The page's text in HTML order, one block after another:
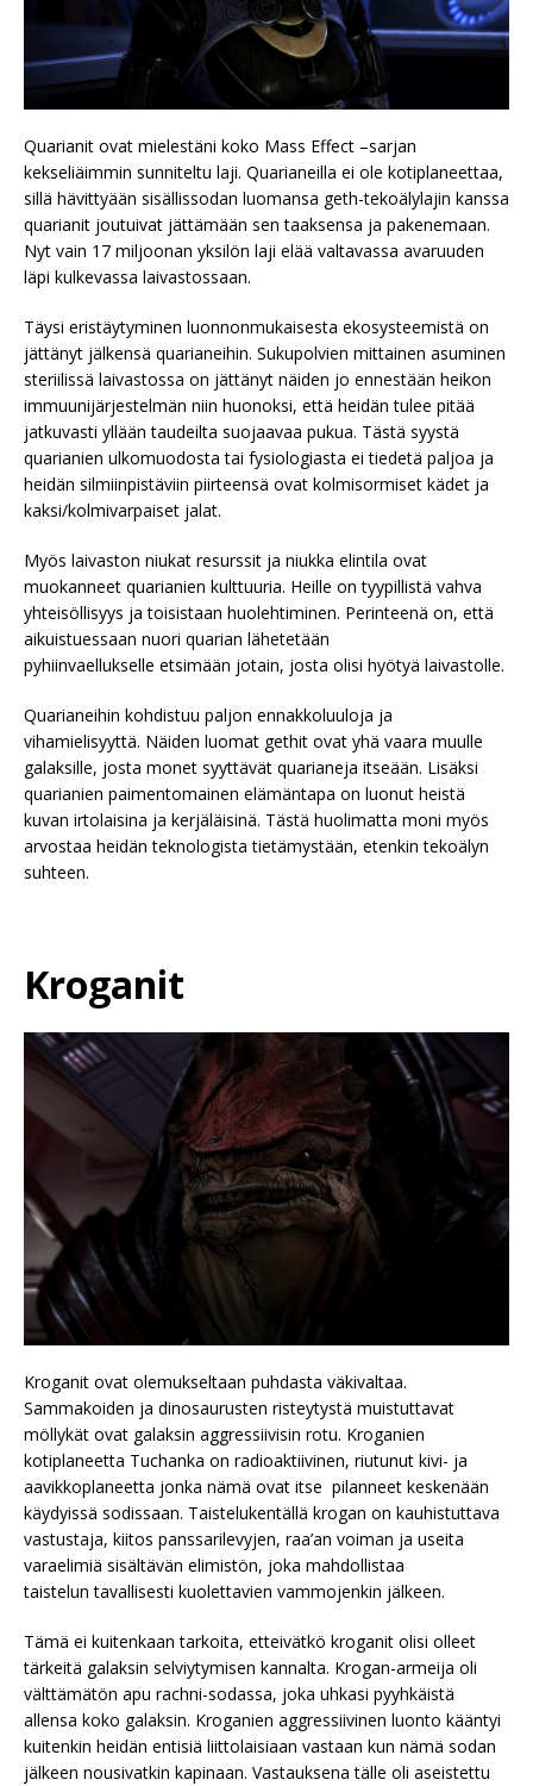
Quarianit ovat mielestäni koko Mass Effect –sarjan
kekseliäimmin sunniteltu laji. Quarianeilla ei ole kotiplaneettaa,
sillä hävittyään sisällissodan luomansa geth-tekoälylajin kanssa
quarianit joutuivat jättämään sen taaksensa ja pakenemaan.
Nyt vain 17 miljoonan yksilön laji elää valtavassa avaruuden
läpi kulkevassa laivastossaan.
Täysi eristäytyminen luonnonmukaisesta ekosysteemistä on
jättänyt jälkensä quarianeihin. Sukupolvien mittainen asuminen
steriilissä laivastossa on jättänyt näiden jo ennestään heikon
immuunijärjestelmän niin huonoksi, että heidän tulee pitää
jatkuvasti yllään taudeilta suojaavaa pukua. Tästä syystä
quarianien ulkomuodosta tai fysiologiasta ei tiedetä paljoa ja
heidän silmiinpistäviin piirteensä ovat kolmisormiset kädet ja
kaksi/kolmivarpaiset jalat.
Myös laivaston niukat resurssit ja niukka elintila ovat
muokanneet quarianien kulttuuria. Heille on tyypillistä vahva
yhteisöllisyys ja toisistaan huolehtiminen. Perinteenä on, että
aikuistuessaan nuori quarian lähetetään
pyhiinvaellukselle etsimään jotain, josta olisi hyötyä laivastolle.
Quarianeihin kohdistuu paljon ennakkoluuloja ja
vihamielisyyttä. Näiden luomat gethit ovat yhä vaara muulle
galaksille, josta monet syyttävät quarianeja itseään. Lisäksi
quarianien paimentomainen elämäntapa on luonut heistä
kuvan irtolaisina ja kerjäläisinä. Tästä huolimatta moni myös
arvostaa heidän teknologista tietämystään, etenkin tekoälyn
suhteen.
Kroganit
Kroganit ovat olemukseltaan puhdasta väkivaltaa.
Sammakoiden ja dinosaurusten risteytystä muistuttavat
möllykät ovat galaksin aggressiivisin rotu. Kroganien
kotiplaneetta Tuchanka on radioaktiivinen, riutunut kivi- ja
aavikkoplaneetta jonka nämä ovat itse pilanneet keskenään
käydyissä sodissaan. Taistelukentällä krogan on kauhistuttava
vastustaja, kiitos panssarilevyjen, raa’an voiman ja useita
varaelimiä sisältävän elimistön, joka mahdollistaa
taistelun tavallisesti kuolettavien vammojenkin jälkeen.
Tämä ei kuitenkaan tarkoita, etteivätkö kroganit olisi olleet
tärkeitä galaksin selviytymisen kannalta. Krogan-armeija oli
välttämätön apu rachni-sodassa, joka uhkasi pyyhkäistä
allensa koko galaksin. Kroganien aggressiivinen luonto kääntyi
kuitenkin heidän entisiä liittolaisiaan vastaan kun nämä sodan
jälkeen nousivatkin kapinaan. Vastauksena tälle oli aseistettu